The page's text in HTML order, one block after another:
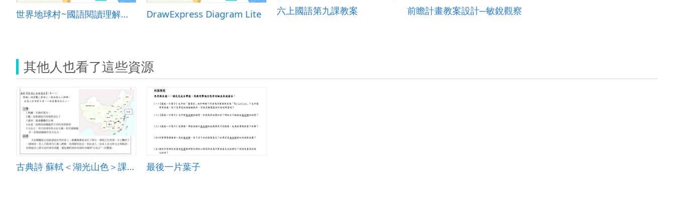
世界地球村~國語閱讀理解測驗與APP的完美結合 DrawExpress Diagram Lite 六上國語第九課教案 前瞻計畫教案設計─敏銳觀察
其他人也看了這些資源
古典詩 蘇軾＜湖光山色＞課文補充資料 最後一片葉子